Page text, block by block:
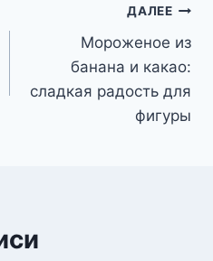
ДАЛЕЕ
Мороженое из
банана и какао:
сладкая радость для
фигуры